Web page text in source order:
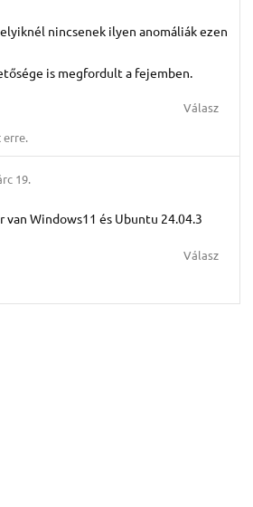
nincsenek ilyen anomáliák ezen
is megfordult a fejemben.
Válasz
erre.
19.
van Windows11 és Ubuntu 24.04.3
Válasz